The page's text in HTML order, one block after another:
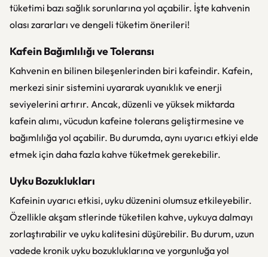
tüketimi bazı sağlık sorunlarına yol açabilir. İşte kahvenin
olası zararları ve dengeli tüketim önerileri!
Kafein Bağımlılığı ve Toleransı
Kahvenin en bilinen bileşenlerinden biri kafeindir. Kafein,
merkezi sinir sistemini uyararak uyanıklık ve enerji
seviyelerini artırır. Ancak, düzenli ve yüksek miktarda
kafein alımı, vücudun kafeine tolerans geliştirmesine ve
bağımlılığa yol açabilir. Bu durumda, aynı uyarıcı etkiyi elde
etmek için daha fazla kahve tüketmek gerekebilir.
Uyku Bozuklukları
Kafeinin uyarıcı etkisi, uyku düzenini olumsuz etkileyebilir.
Özellikle akşam stlerinde tüketilen kahve, uykuya dalmayı
zorlaştırabilir ve uyku kalitesini düşürebilir. Bu durum, uzun
vadede kronik uyku bozukluklarına ve yorgunluğa yol